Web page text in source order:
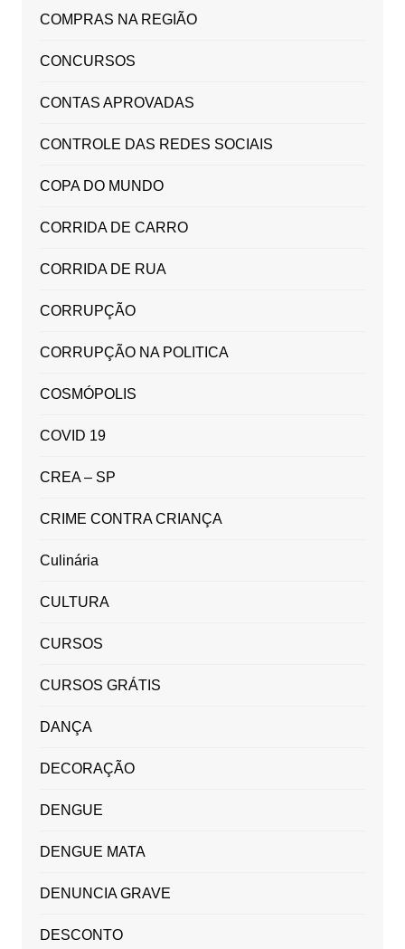
COMPRAS NA REGIÃO
CONCURSOS
CONTAS APROVADAS
CONTROLE DAS REDES SOCIAIS
COPA DO MUNDO
CORRIDA DE CARRO
CORRIDA DE RUA
CORRUPÇÃO
CORRUPÇÃO NA POLITICA
COSMÓPOLIS
COVID 19
CREA – SP
CRIME CONTRA CRIANÇA
Culinária
CULTURA
CURSOS
CURSOS GRÁTIS
DANÇA
DECORAÇÃO
DENGUE
DENGUE MATA
DENUNCIA GRAVE
DESCONTO